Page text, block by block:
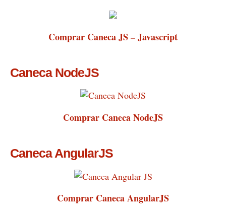
Comprar Caneca JS – Javascript
Caneca NodeJS
Comprar Caneca NodeJS
Caneca AngularJS
Comprar Caneca AngularJS